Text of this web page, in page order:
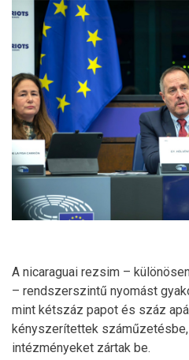
A nicaraguai rezsim –
– rendszerszintű nyomást
mint kétszáz papot és száz
kényszerítettek
intézményeket zártak be.